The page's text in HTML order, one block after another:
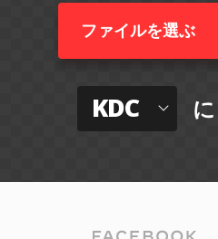
ファイルを選ぶ
KDC に